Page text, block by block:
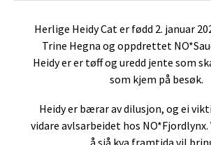
Herlige Heidy Cat er fødd 2. januar
Trine Hegna og oppdrettet
Heidy er er tøff og uredd jente som
som kjem på besøk.
Heidy er bærar av dilusjon, og ei
vidare avlsarbeidet hos
å sjå kva framtida vil